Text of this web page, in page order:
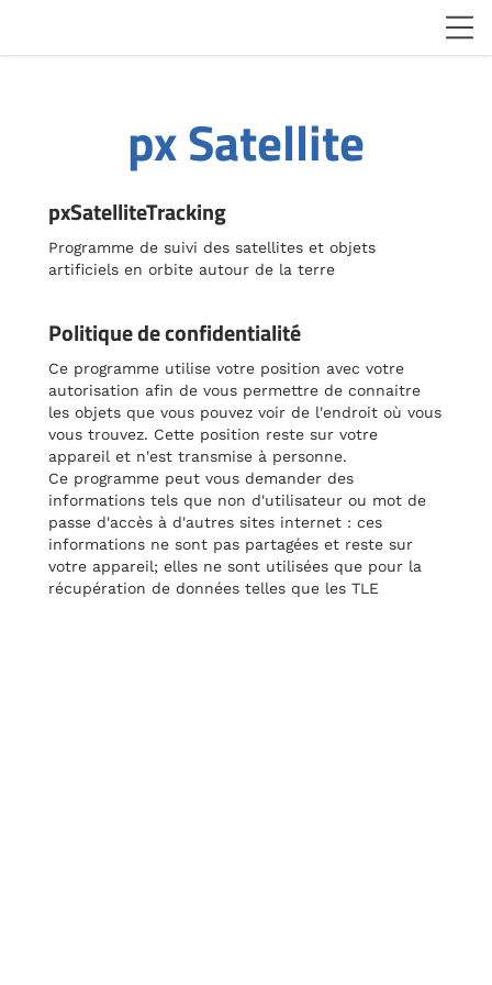
px Satellite
pxSatelliteTracking
Programme de suivi des satellites et objets
artificiels en orbite autour de la terre
Politique de confidentialité
Ce programme utilise votre position avec votre
autorisation afin de vous permettre de connaitre
les objets que vous pouvez voir de l'endroit où vous
vous trouvez. Cette position reste sur votre
appareil et n'est transmise à personne.
Ce programme peut vous demander des
informations tels que non d'utilisateur ou mot de
passe d'accès à d'autres sites internet : ces
informations ne sont pas partagées et reste sur
votre appareil; elles ne sont utilisées que pour la
récupération de données telles que les TLE